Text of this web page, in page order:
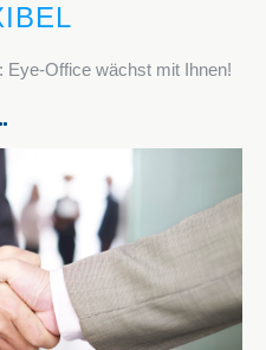
Eye-Office wächst mit Ihnen!